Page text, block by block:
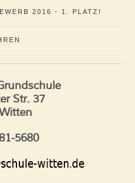
2016 - 1. PLATZ!
Str. 37
5680